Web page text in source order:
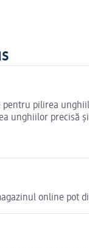
pentru pilirea
unghiilor precisă
online pot